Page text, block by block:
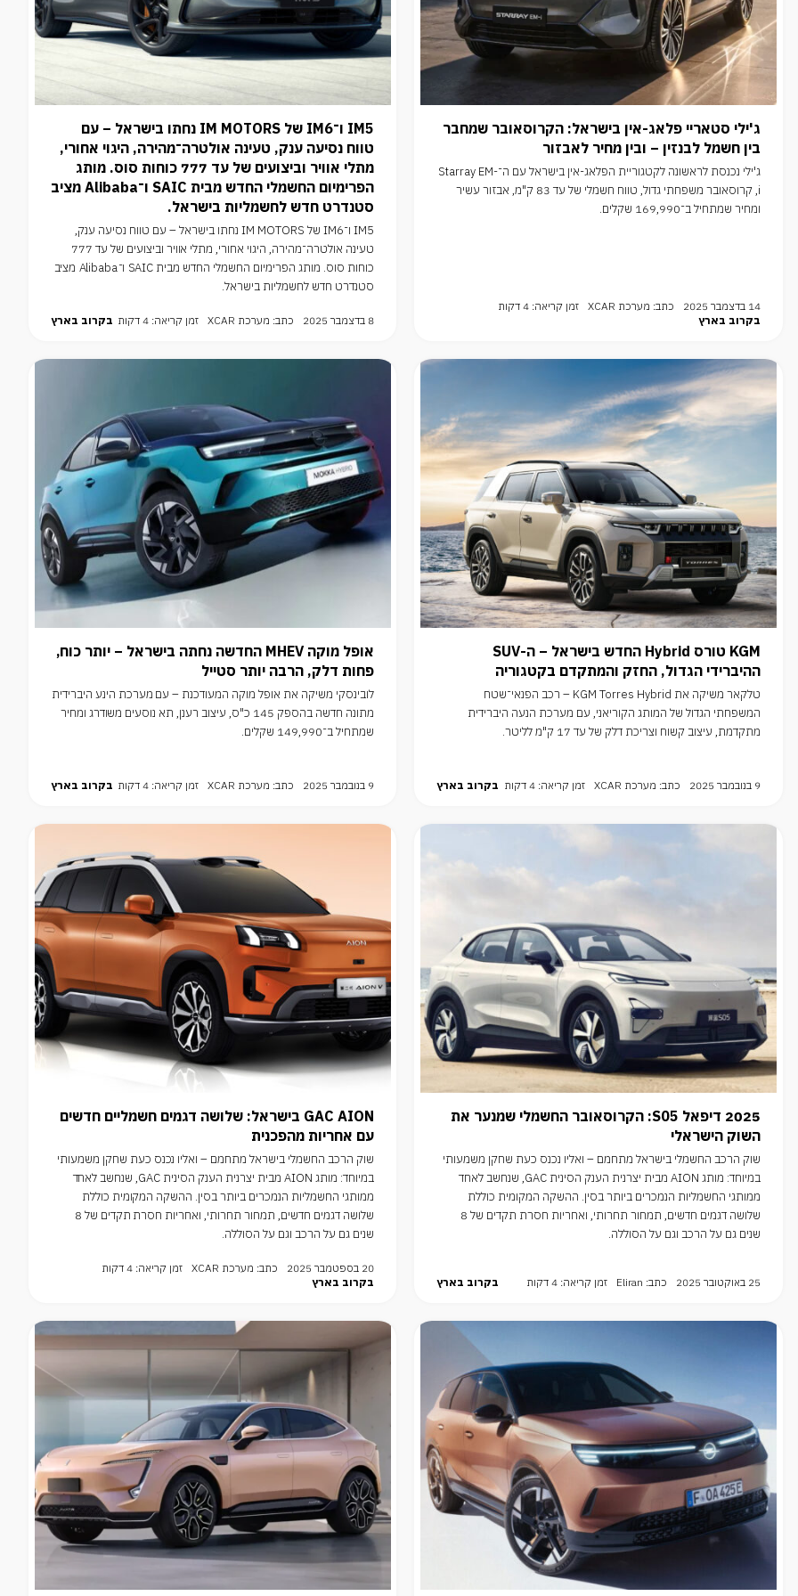
ג'ילי סטאריי פלאג-אין בישראל: הקרוסאובר שמחבר
בין חשמל לבנזין – ובין מחיר לאבזור
ג'ילי נכנסת לראשונה לקטגוריית הפלאג-אין בישראל עם ה־Starray EM-
i, קרוסאובר משפחתי גדול, טווח חשמלי של עד 83 ק"מ, אבזור עשיר
ומחיר שמתחיל ב־169,990 שקלים.
14 בדצמבר 2025 כתב: מערכת XCAR
זמן קריאה: 4 דקות
בקרוב בארץ
IM5 ו־IM6 של IM MOTORS נחתו בישראל – עם
טווח נסיעה ענק, טעינה אולטרה־מהירה, היגוי אחורי,
מתלי אוויר וביצועים של עד 777 כוחות סוס. מותג
הפרימיום החשמלי החדש מבית SAIC ו־Alibaba מציב
סטנדרט חדש לחשמליות בישראל.
IM5 ו־IM6 של IM MOTORS נחתו בישראל – עם טווח נסיעה ענק,
טעינה אולטרה־מהירה, היגוי אחורי, מתלי אוויר וביצועים של עד 777
כוחות סוס. מותג הפרימיום החשמלי החדש מבית SAIC ו־Alibaba מציב
סטנדרט חדש לחשמליות בישראל.
8 בדצמבר 2025 כתב: מערכת XCAR זמן קריאה: 4 דקות בקרוב בארץ
KGM טורס Hybrid החדש בישראל – ה-SUV
ההיברידי הגדול, החזק והמתקדם בקטגוריה
טלקאר משיקה את KGM Torres Hybrid – רכב הפנאי־שטח
המשפחתי הגדול של המותג הקוריאני, עם מערכת הנעה היברידית
מתקדמת, עיצוב קשוח וצריכת דלק של עד 17 ק"מ לליטר.
9 בנובמבר 2025 כתב: מערכת XCAR זמן קריאה: 4 דקות בקרוב בארץ
אופל מוקה MHEV החדשה נחתה בישראל – יותר כוח,
פחות דלק, הרבה יותר סטייל
לובינסקי משיקה את אופל מוקה המעודכנת – עם מערכת הינע היברידית
מתונה חדשה בהספק 145 כ"ס, עיצוב רענן, תא נוסעים משודרג ומחיר
שמתחיל ב־149,990 שקלים.
9 בנובמבר 2025 כתב: מערכת XCAR זמן קריאה: 4 דקות בקרוב בארץ
2025 דיפאל S05: הקרוסאובר החשמלי שמנער את
השוק הישראלי
שוק הרכב החשמלי בישראל מתחמם – ואליו נכנס כעת שחקן משמעותי
במיוחד: מותג AION מבית יצרנית הענק הסינית GAC, שנחשב לאחד
ממותגי החשמליות הנמכרים ביותר בסין. ההשקה המקומית כוללת
שלושה דגמים חדשים, תמחור תחרותי, ואחריות חסרת תקדים של 8
שנים גם על הרכב וגם על הסוללה.
25 באוקטובר 2025 כתב: Eliran זמן קריאה: 4 דקות בקרוב בארץ
GAC AION בישראל: שלושה דגמים חשמליים חדשים
עם אחריות מהפכנית
שוק הרכב החשמלי בישראל מתחמם – ואליו נכנס כעת שחקן משמעותי
במיוחד: מותג AION מבית יצרנית הענק הסינית GAC, שנחשב לאחד
ממותגי החשמליות הנמכרים ביותר בסין. ההשקה המקומית כוללת
שלושה דגמים חדשים, תמחור תחרותי, ואחריות חסרת תקדים של 8
שנים גם על הרכב וגם על הסוללה.
20 בספטמבר 2025 כתב: מערכת XCAR
זמן קריאה: 4 דקות
בקרוב בארץ